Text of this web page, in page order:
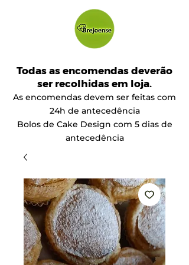
Todas as encomendas deverão
ser recolhidas em loja.
As encomendas devem ser feitas com
24h de antecedência
Bolos de Cake Design com 5 dias de
antecedência